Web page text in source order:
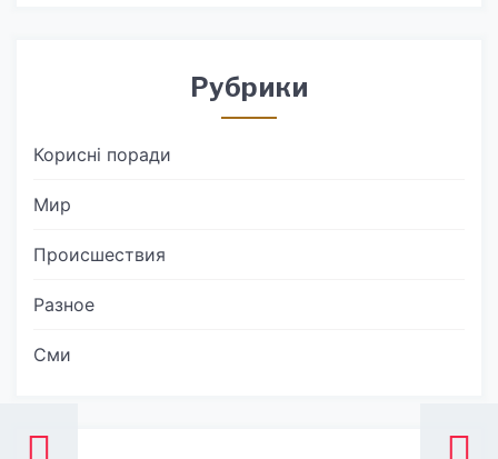
Рубрики
Корисні поради
Мир
Происшествия
Разное
Сми